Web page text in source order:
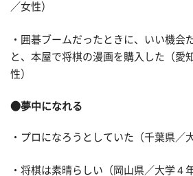
／女性）
・囲碁ブームだったときに、いい機会
と、本屋で将棋の漫画を購入した（愛
性）
●夢中になれる
・プロになろうとしていた（千葉県／
・将棋は素晴らしい（岡山県／大学４